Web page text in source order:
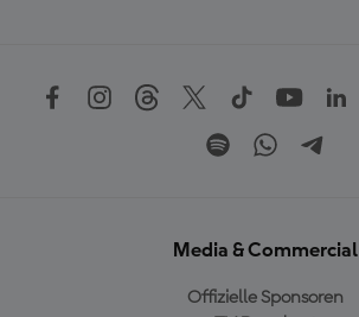
Media & Commercial
Offizielle Sponsoren